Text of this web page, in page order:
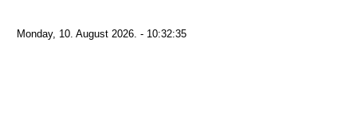
Monday, 10. August 2026. - 10:32:35